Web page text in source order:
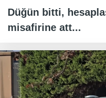
Düğün bitti,
misafirine att...